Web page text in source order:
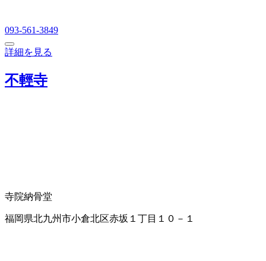
093-561-3849
詳細を見る
不輕寺
寺院納骨堂
福岡県北九州市小倉北区赤坂１丁目１０－１